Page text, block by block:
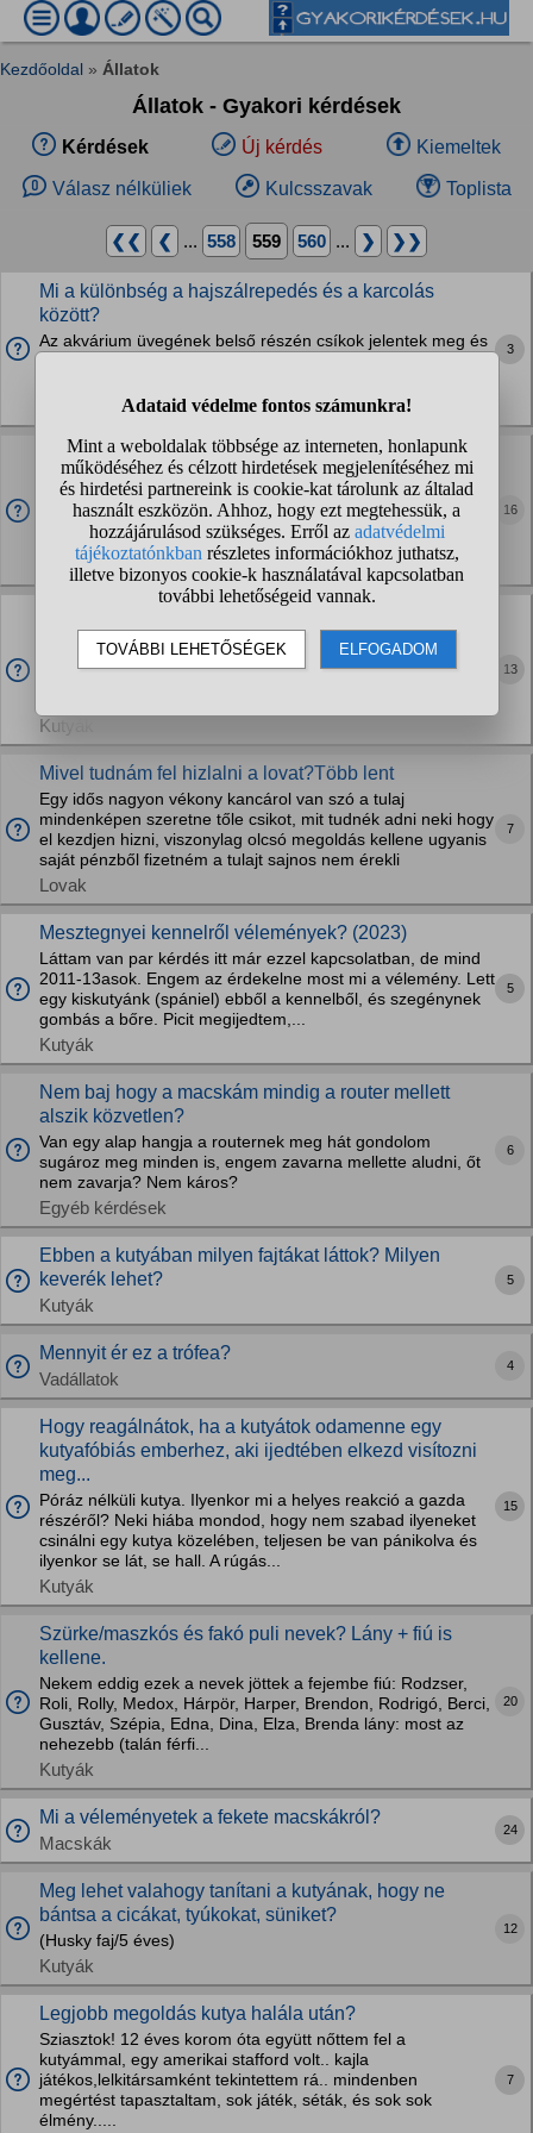
Kezdőoldal » Állatok
Állatok - Gyakori kérdések
Kérdések Új kérdés Kiemeltek
Válasz nélküliek Kulcsszavak Toplista
❮❮ ❮ ... 558 559 560 ... ❯ ❯❯
Mi a különbség a hajszálrepedés és a karcolás
között?
Az akvárium üvegének belső részén csíkok jelentek meg és
Halak, akvarisztika
3
4x hányt éjjel. Mi legyen?
Sziasztok! Van egy 6 hónapos ragdollom. Nagyon eleven,
bújós, játékos, aktív cica. Royal Canin Kitten száraztápot
kap és Prevital alutálkásból a halasat, csirkéset, marhásat
felváltva. Az utóbbi napokban...
Macskák
16
Van 2 kan kutyusom 5-6hónaposak, testvérek. Ritkán
összeverekednek, de akkor nagyon. Hiába csapunk oda
Kutyák
13
Mivel tudnám fel hizlalni a lovat?Több lent
Egy idős nagyon vékony kancárol van szó a tulaj
mindenképen szeretne tőle csikot, mit tudnék adni neki hogy
el kezdjen hizni, viszonylag olcsó megoldás kellene ugyanis
saját pénzből fizetném a tulajt sajnos nem érekli
Lovak
7
Mesztegnyei kennelről vélemények? (2023)
Láttam van par kérdés itt már ezzel kapcsolatban, de mind
2011-13asok. Engem az érdekelne most mi a vélemény. Lett
egy kiskutyánk (spániel) ebből a kennelből, és szegénynek
gombás a bőre. Picit megijedtem,...
Kutyák
5
Nem baj hogy a macskám mindig a router mellett
alszik közvetlen?
Van egy alap hangja a routernek meg hát gondolom
sugároz meg minden is, engem zavarna mellette aludni, őt
nem zavarja? Nem káros?
Egyéb kérdések
6
Ebben a kutyában milyen fajtákat láttok? Milyen
keverék lehet?
Kutyák
5
Mennyit ér ez a trófea?
Vadállatok
4
Hogy reagálnátok, ha a kutyátok odamenne egy
kutyafóbiás emberhez, aki ijedtében elkezd visítozni
meg...
Póráz nélküli kutya. Ilyenkor mi a helyes reakció a gazda
részéről? Neki hiába mondod, hogy nem szabad ilyeneket
csinálni egy kutya közelében, teljesen be van pánikolva és
ilyenkor se lát, se hall. A rúgás...
Kutyák
15
Szürke/maszkós és fakó puli nevek? Lány + fiú is
kellene.
Nekem eddig ezek a nevek jöttek a fejembe fiú: Rodzser,
Roli, Rolly, Medox, Hárpör, Harper, Brendon, Rodrigó, Berci,
Gusztáv, Szépia, Edna, Dina, Elza, Brenda lány: most az
nehezebb (talán férfi...
Kutyák
20
Mi a véleményetek a fekete macskákról?
Macskák
24
Meg lehet valahogy tanítani a kutyának, hogy ne
bántsa a cicákat, tyúkokat, süniket?
(Husky faj/5 éves)
Kutyák
12
Legjobb megoldás kutya halála után?
Sziasztok! 12 éves korom óta együtt nőttem fel a
kutyámmal, egy amerikai stafford volt.. kajla
játékos,lelkitársamként tekintettem rá.. mindenben
megértést tapasztaltam, sok játék, séták, és sok sok
élmény.....
7